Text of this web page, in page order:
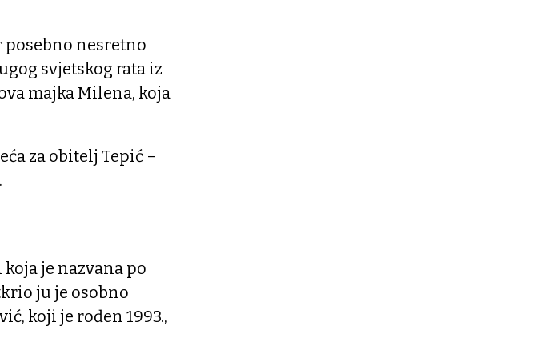
posebno nesretno
svjetskog rata iz
majka Milena, koja
za obitelj Tepić –
je nazvana po
ju je osobno
koji je rođen 1993.,